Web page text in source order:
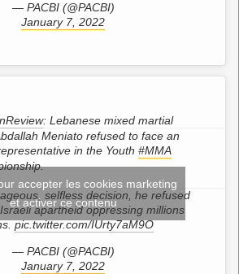
— PACBI (@PACBI)
January 7, 2022
: Lebanese mixed martial
Meniato refused to face an
in the Youth #MMA
selfless decision, he refused
apartheid oppressing millions
pic.twitter.com/IUrty7aM9O
— PACBI (@PACBI)
January 7, 2022
accepter les cookies marketing
et activer ce contenu